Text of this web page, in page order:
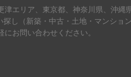
エリア、東京都、神奈川県、沖縄
し（新築・中古・土地・マンショ
お問い合わせください。